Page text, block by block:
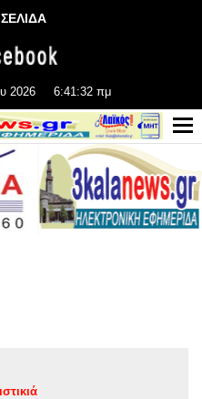
2026 6:41:33 πμ